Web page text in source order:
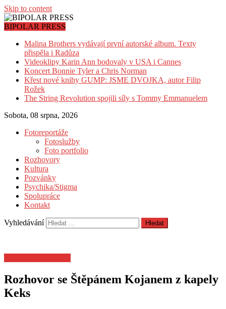
Skip to content
BIPOLAR PRESS
Malina Brothers vydávají první autorské album. Texty
přispěla i Radůza
Videoklipy Karin Ann bodovaly v USA i Cannes
Koncert Bonnie Tyler a Chris Norman
Křest nové knihy GUMP: JSME DVOJKA, autor Filip
Rožek
The String Revolution spojili síly s Tommy Emmanuelem
Sobota, 08 srpna, 2026
Fotoreportáže
Fotoslužby
Foto portfolio
Rozhovory
Kultura
Pozvánky
Psychika/Stigma
Spolupráce
Kontakt
Vyhledávání
Rozhovor se Štěpánem Kojanem z kapely
Keks